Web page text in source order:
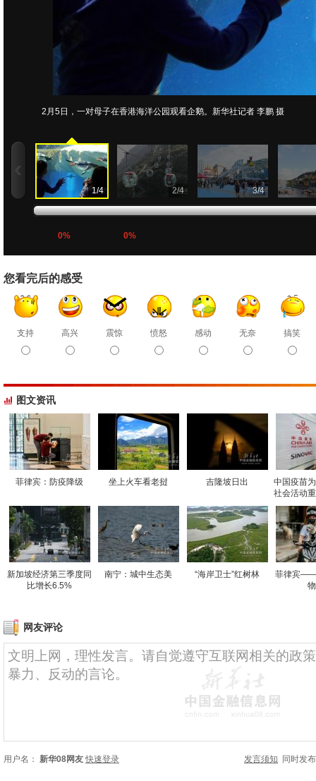
2月5日，一对母子在香港海洋公园观看企鹅。新华社记者 李鹏 摄
1/4 2/4 3/4
0% 0%
您看完后的感受
支持 高兴 震惊 愤怒 感动 无奈 搞笑
图文资讯
菲律宾：防疫降级 坐上火车看老挝 吉隆坡日出
中国疫苗
社会活动
新加坡经济第三季度同
比增长6.5%
南宁：城中生态美 “海岸卫士”红树林
菲律宾
网友评论
用户名： 新华08网友 快速登录 发言须知 同时发